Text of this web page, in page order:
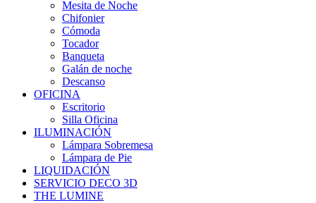
Mesita de Noche
Chifonier
Cómoda
Tocador
Banqueta
Galán de noche
Descanso
OFICINA
Escritorio
Silla Oficina
ILUMINACIÓN
Lámpara Sobremesa
Lámpara de Pie
LIQUIDACIÓN
SERVICIO DECO 3D
THE LUMINE